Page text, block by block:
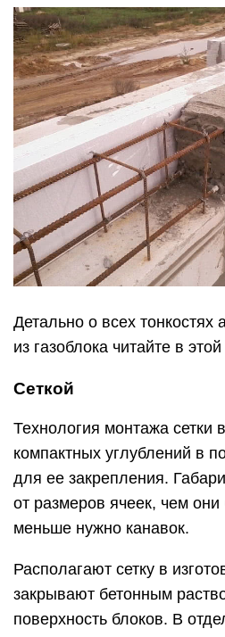
Детально о всех тонкостях
из газоблока читайте в этой
Сеткой
Технология монтажа сетки
компактных углублений в
для ее закрепления.
от размеров ячеек, чем
меньше нужно канавок.
Располагают сетку в
закрывают бетонным
поверхность блоков. В